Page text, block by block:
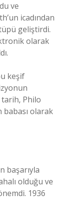
ve
icadından
geliştirdi.
olarak
keşif
tarih, Philo
olarak
başarıyla
olduğu ve
1936